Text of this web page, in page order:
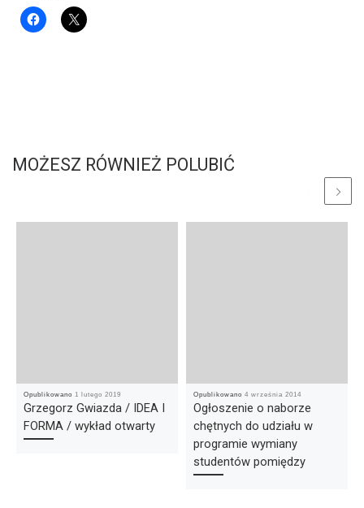
MOŻESZ RÓWNIEŻ POLUBIĆ
Opublikowano 1 lutego 2019
Grzegorz Gwiazda / IDEA I
FORMA / wykład otwarty
Opublikowano 4 września 2014
Ogłoszenie o naborze
chętnych do udziału w
programie wymiany
studentów pomiędzy